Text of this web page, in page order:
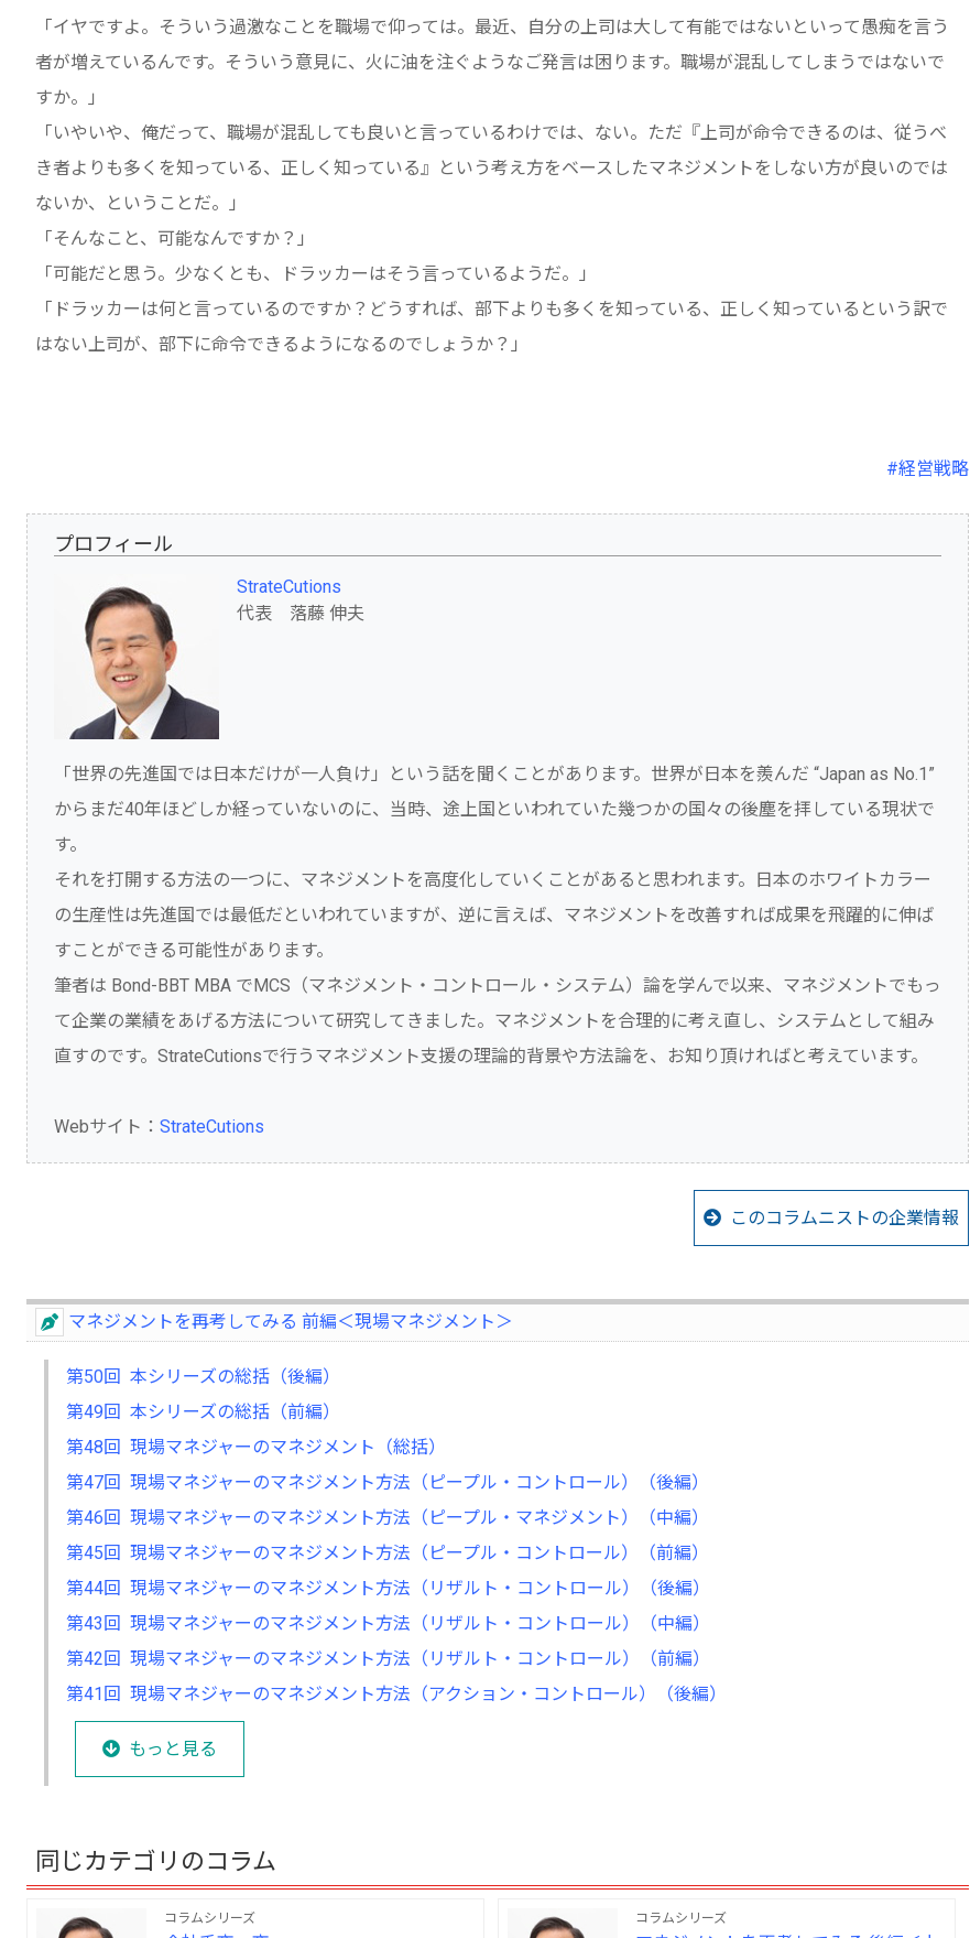
「イヤですよ。そういう過激なことを職場で仰っては。最近、自分の上司は大して有能ではないといって愚痴を言う
者が増えているんです。そういう意見に、火に油を注ぐようなご発言は困ります。職場が混乱してしまうではないで
すか。」
「いやいや、俺だって、職場が混乱しても良いと言っているわけでは、ない。ただ『上司が命令できるのは、従うべ
き者よりも多くを知っている、正しく知っている』という考え方をベースしたマネジメントをしない方が良いのでは
ないか、ということだ。」
「そんなこと、可能なんですか？」
「可能だと思う。少なくとも、ドラッカーはそう言っているようだ。」
「ドラッカーは何と言っているのですか？どうすれば、部下よりも多くを知っている、正しく知っているという訳で
はない上司が、部下に命令できるようになるのでしょうか？」
#経営戦略
プロフィール
StrateCutions
代表 落藤 伸夫
「世界の先進国では日本だけが一人負け」という話を聞くことがあります。世界が日本を羨んだ “Japan as No.1”
からまだ40年ほどしか経っていないのに、当時、途上国といわれていた幾つかの国々の後塵を拝している現状で
す。
それを打開する方法の一つに、マネジメントを高度化していくことがあると思われます。日本のホワイトカラー
の生産性は先進国では最低だといわれていますが、逆に言えば、マネジメントを改善すれば成果を飛躍的に伸ば
すことができる可能性があります。
筆者は Bond-BBT MBA でMCS（マネジメント・コントロール・システム）論を学んで以来、マネジメントでもっ
て企業の業績をあげる方法について研究してきました。マネジメントを合理的に考え直し、システムとして組み
直すのです。StrateCutionsで行うマネジメント支援の理論的背景や方法論を、お知り頂ければと考えています。
Webサイト： StrateCutions
このコラムニストの企業情報
マネジメントを再考してみる 前編＜現場マネジメント＞
第50回 本シリーズの総括（後編）
第49回 本シリーズの総括（前編）
第48回 現場マネジャーのマネジメント（総括）
第47回 現場マネジャーのマネジメント方法（ピープル・コントロール）（後編）
第46回 現場マネジャーのマネジメント方法（ピープル・マネジメント）（中編）
第45回 現場マネジャーのマネジメント方法（ピープル・コントロール）（前編）
第44回 現場マネジャーのマネジメント方法（リザルト・コントロール）（後編）
第43回 現場マネジャーのマネジメント方法（リザルト・コントロール）（中編）
第42回 現場マネジャーのマネジメント方法（リザルト・コントロール）（前編）
第41回 現場マネジャーのマネジメント方法（アクション・コントロール）（後編）
もっと見る
同じカテゴリのコラム
コラムシリーズ コラムシリーズ